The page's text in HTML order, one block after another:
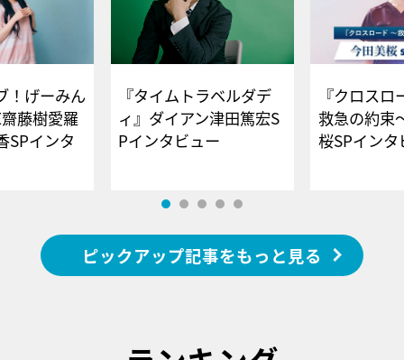
！げーみん
藤樹愛羅
SPインタ
『タイムトラベルダデ
ィ』ダイアン津田篤宏S
Pインタビュー
『クロス
救急の約束
桜SPイ
ピックアップ記事をもっと見る